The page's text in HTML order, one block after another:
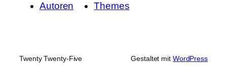
Autoren
Themes
Twenty Twenty-Five Gestaltet mit WordPress